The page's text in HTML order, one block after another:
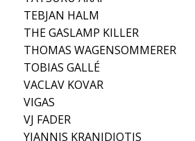
TEBJAN HALM
THE GASLAMP KILLER
THOMAS WAGENSOMMERER
TOBIAS GALLÉ
VACLAV KOVAR
VIGAS
VJ FADER
YIANNIS KRANIDIOTIS